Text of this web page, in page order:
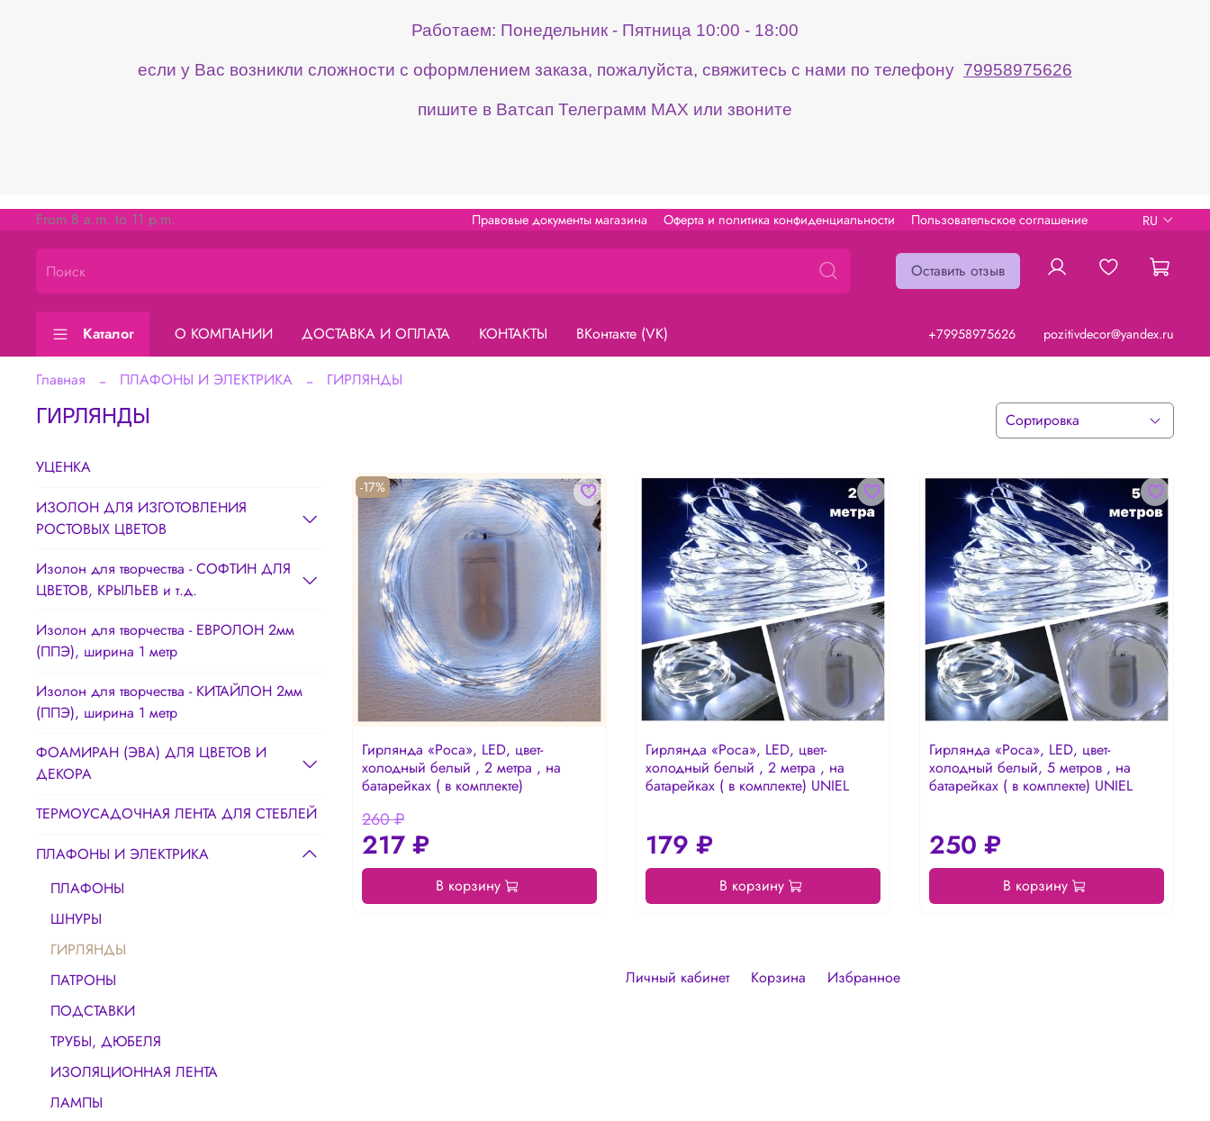
Работаем: Понедельник - Пятница 10:00 - 18:00
если у Вас возникли сложности с оформлением заказа, пожалуйста, свяжитесь с нами по телефону 79958975626
пишите в Ватсап Телеграмм МАХ или звоните
Правовые документы магазина Оферта и политика конфиденциальности Пользовательское соглашение
From 8 a.m. to 11 p.m. RU
Оставить отзыв
Каталог О КОМПАНИИ ДОСТАВКА И ОПЛАТА КОНТАКТЫ ВКонтакте (VK) +79958975626 pozitivdecor@yandex.ru
Главная ПЛАФОНЫ И ЭЛЕКТРИКА ГИРЛЯНДЫ
ГИРЛЯНДЫ
-17%
Гирлянда «Роса», LED, цвет-
холодный белый , 2 метра , на
батарейках ( в комплекте)
260 ₽
217 ₽
В корзину
Гирлянда «Роса», LED, цвет-
холодный белый , 2 метра , на
батарейках ( в комплекте) UNIEL
179 ₽
В корзину
Гирлянда «Роса», LED, цвет-
холодный белый, 5 метров , на
батарейках ( в комплекте) UNIEL
250 ₽
В корзину
Личный кабинет Корзина Избранное
УЦЕНКА
ИЗОЛОН ДЛЯ ИЗГОТОВЛЕНИЯ
РОСТОВЫХ ЦВЕТОВ
Изолон для творчества - СОФТИН ДЛЯ
ЦВЕТОВ, КРЫЛЬЕВ и т.д.
Изолон для творчества - ЕВРОЛОН 2мм
(ППЭ), ширина 1 метр
Изолон для творчества - КИТАЙЛОН 2мм
(ППЭ), ширина 1 метр
ФОАМИРАН (ЭВА) ДЛЯ ЦВЕТОВ И
ДЕКОРА
ТЕРМОУСАДОЧНАЯ ЛЕНТА ДЛЯ СТЕБЛЕЙ
ПЛАФОНЫ И ЭЛЕКТРИКА
ПЛАФОНЫ
ШНУРЫ
ГИРЛЯНДЫ
ПАТРОНЫ
ПОДСТАВКИ
ТРУБЫ, ДЮБЕЛЯ
ИЗОЛЯЦИОННАЯ ЛЕНТА
ЛАМПЫ